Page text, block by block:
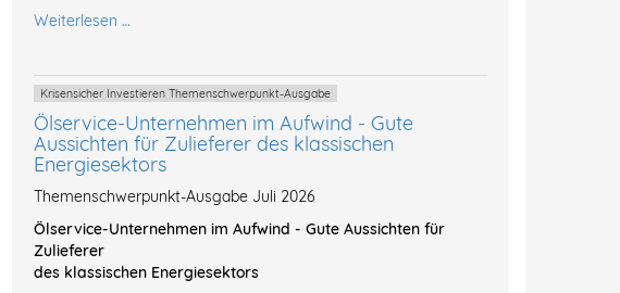
Weiterlesen …
Krisensicher Investieren Themenschwerpunkt-Ausgabe
Ölservice-Unternehmen im Aufwind - Gute
Aussichten für Zulieferer des klassischen
Energiesektors
Themenschwerpunkt-Ausgabe Juli 2026
Ölservice-Unternehmen im Aufwind - Gute Aussichten für
Zulieferer
des klassischen Energiesektors